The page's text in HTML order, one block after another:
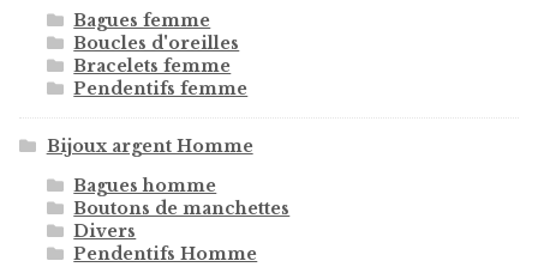
Bagues femme
Boucles d'oreilles
Bracelets femme
Pendentifs femme
Bijoux argent Homme
Bagues homme
Boutons de manchettes
Divers
Pendentifs Homme